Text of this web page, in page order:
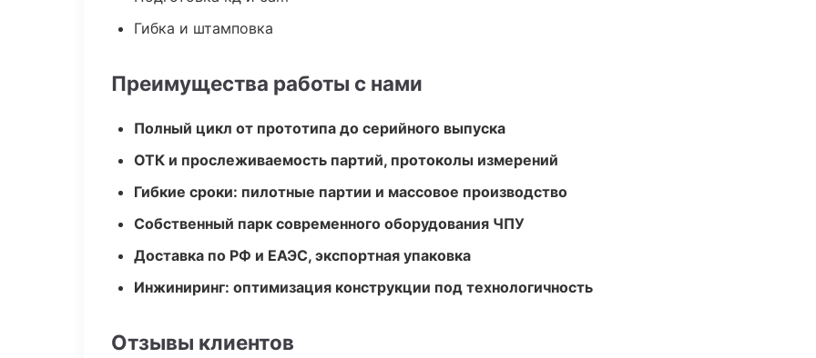
Гибка и штамповка
Преимущества работы с нами
Полный цикл от прототипа до серийного выпуска
ОТК и прослеживаемость партий, протоколы измерений
Гибкие сроки: пилотные партии и массовое производство
Собственный парк современного оборудования ЧПУ
Доставка по РФ и ЕАЭС, экспортная упаковка
Инжиниринг: оптимизация конструкции под технологичность
Отзывы клиентов